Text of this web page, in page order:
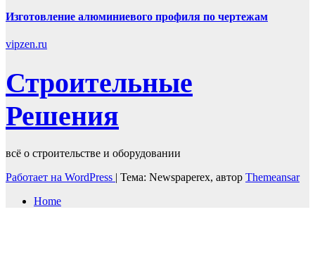
Изготовление алюминиевого профиля по чертежам
vipzen.ru
Строительные
Решения
всё о строительстве и оборудовании
Работает на WordPress | Тема: Newspaperex, автор Themeansar
Home